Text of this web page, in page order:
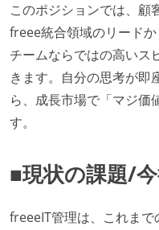
このポジションでは、顧
freee統合領域のリード
チームならではの高いス
きます。自分の思考が即
ら、成長市場で「マジ価
す。
■現状の課題/
freeeIT管理は、これま